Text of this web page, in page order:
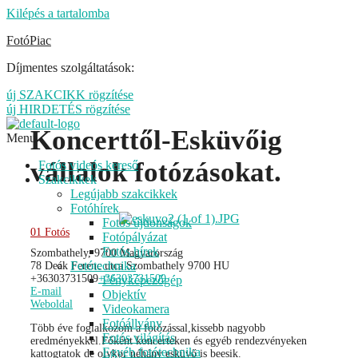
Kilépés a tartalomba
FotóPiac
Díjmentes szolgáltatások:
új SZAKCIKK rögzítése
új HIRDETÉS rögzítése
Menu
Fotós videós kereső
Szakcikkek
Legújabb szakcikkek
Fotóhírek
Fotós újdonságok
Fotópályázat
Fotós hírek
Fotótechnika
Fényképezőgép
Objektív
Videokamera
Fotóállvány
Fotós világítás
Egyéb fotótechnika
Koncerttől-Esküvőig
vállalok fotózásokat.
01 Fotós
Szombathely, 9700 Magyarország
78 Deák Ferenc utca Szombathely 9700 HU
+36303731509+36303731509
E-mail
Weboldal
Több éve foglalkozom a fotózással,kissebb nagyobb
eredményekkel.Főként koncerteken és egyéb rendezvényeken
kattogtatok de olykor néhány esküvő is beesik.